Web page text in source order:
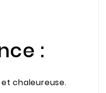
:
chaleureuse.